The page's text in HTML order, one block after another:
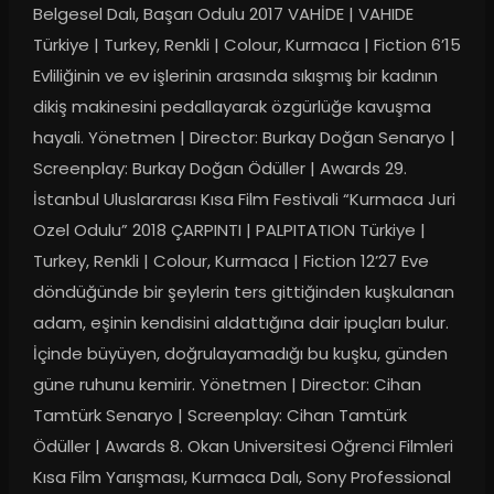
Belgesel Dalı, Başarı Odulu 2017 VAHİDE | VAHIDE
Türkiye | Turkey, Renkli | Colour, Kurmaca | Fiction 6’15
Evliliğinin ve ev işlerinin arasında sıkışmış bir kadının
dikiş makinesini pedallayarak özgürlüğe kavuşma
hayali. Yönetmen | Director: Burkay Doğan Senaryo |
Screenplay: Burkay Doğan Ödüller | Awards 29.
İstanbul Uluslararası Kısa Film Festivali “Kurmaca Juri
Ozel Odulu” 2018 ÇARPINTI | PALPITATION Türkiye |
Turkey, Renkli | Colour, Kurmaca | Fiction 12’27 Eve
döndüğünde bir şeylerin ters gittiğinden kuşkulanan
adam, eşinin kendisini aldattığına dair ipuçları bulur.
İçinde büyüyen, doğrulayamadığı bu kuşku, günden
güne ruhunu kemirir. Yönetmen | Director: Cihan
Tamtürk Senaryo | Screenplay: Cihan Tamtürk
Ödüller | Awards 8. Okan Universitesi Oğrenci Filmleri
Kısa Film Yarışması, Kurmaca Dalı, Sony Professional